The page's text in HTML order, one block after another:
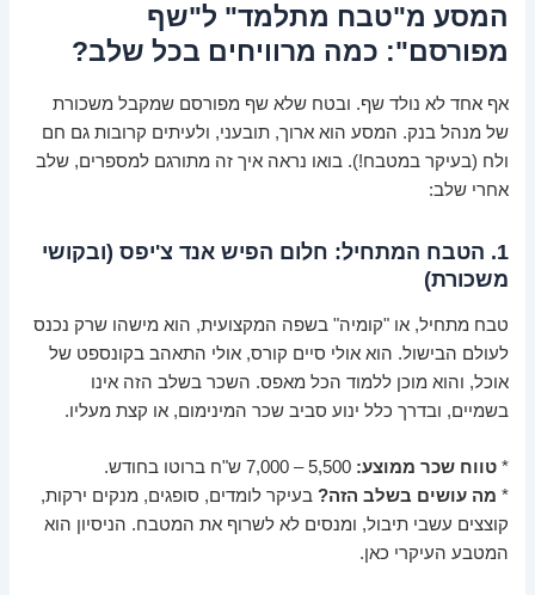
המסע מ"טבח מתלמד" ל"שף
מפורסם": כמה מרוויחים בכל שלב?
אף אחד לא נולד שף. ובטח שלא שף מפורסם שמקבל משכורת
של מנהל בנק. המסע הוא ארוך, תובעני, ולעיתים קרובות גם חם
ולח (בעיקר במטבח!). בואו נראה איך זה מתורגם למספרים, שלב
אחרי שלב:
1. הטבח המתחיל: חלום הפיש אנד צ'יפס (ובקושי
משכורת)
טבח מתחיל, או "קומיה" בשפה המקצועית, הוא מישהו שרק נכנס
לעולם הבישול. הוא אולי סיים קורס, אולי התאהב בקונספט של
אוכל, והוא מוכן ללמוד הכל מאפס. השכר בשלב הזה אינו
בשמיים, ובדרך כלל ינוע סביב שכר המינימום, או קצת מעליו.
*טווח שכר ממוצע: 5,500 – 7,000 ש"ח ברוטו בחודש.
* מה עושים בשלב הזה? בעיקר לומדים, סופגים, מנקים ירקות,
קוצצים עשבי תיבול, ומנסים לא לשרוף את המטבח. הניסיון הוא
המטבע העיקרי כאן.